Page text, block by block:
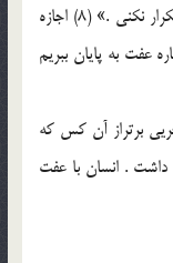
کشيده صورتم را پوشاندم ، حضرت فرمود: دوباره تکرار نکني .» (8) اجازه
عفت به پايان ببريم
برتراز آن کس که
داشت . انسان با عفت